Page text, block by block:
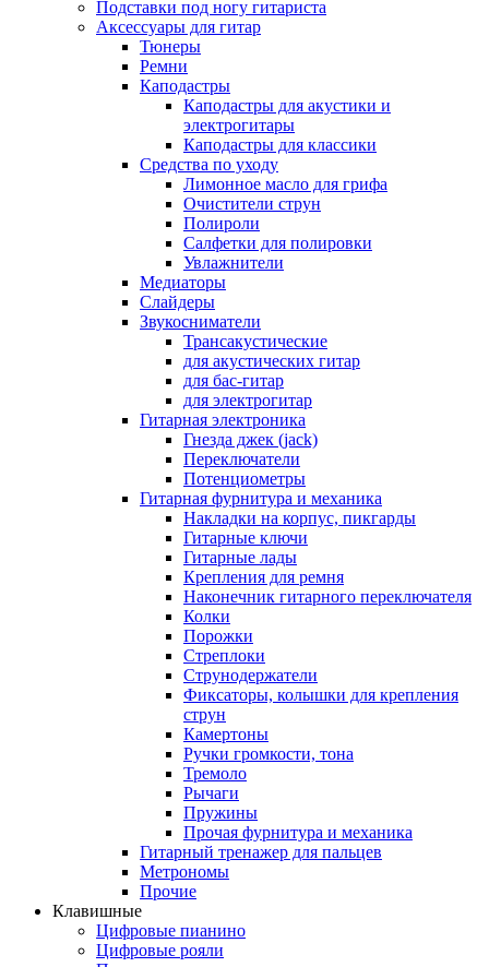
Подставки под ногу гитариста
Аксессуары для гитар
Тюнеры
Ремни
Каподастры
Каподастры для акустики и
электрогитары
Каподастры для классики
Средства по уходу
Лимонное масло для грифа
Очистители струн
Полироли
Салфетки для полировки
Увлажнители
Медиаторы
Слайдеры
Звукосниматели
Трансакустические
для акустических гитар
для бас-гитар
для электрогитар
Гитарная электроника
Гнезда джек (jack)
Переключатели
Потенциометры
Гитарная фурнитура и механика
Накладки на корпус, пикгарды
Гитарные ключи
Гитарные лады
Крепления для ремня
Наконечник гитарного переключателя
Колки
Порожки
Стреплоки
Струнодержатели
Фиксаторы, колышки для крепления
струн
Камертоны
Ручки громкости, тона
Тремоло
Рычаги
Пружины
Прочая фурнитура и механика
Гитарный тренажер для пальцев
Метрономы
Прочие
Клавишные
Цифровые пианино
Цифровые рояли